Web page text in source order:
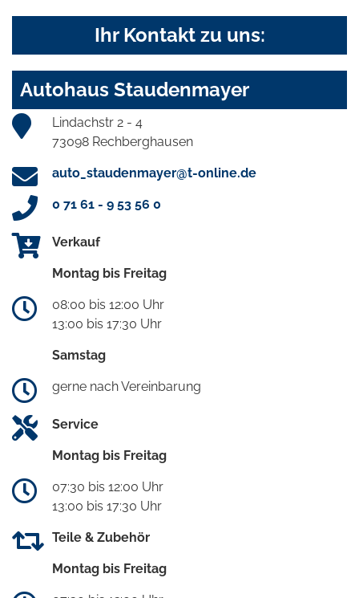
Ihr Kontakt zu uns:
Autohaus Staudenmayer
Lindachstr 2 - 4
73098 Rechberghausen
auto_staudenmayer@t-online.de
0 71 61 - 9 53 56 0
Verkauf
Montag bis Freitag
08:00 bis 12:00 Uhr
13:00 bis 17:30 Uhr
Samstag
gerne nach Vereinbarung
Service
Montag bis Freitag
07:30 bis 12:00 Uhr
13:00 bis 17:30 Uhr
Teile & Zubehör
Montag bis Freitag